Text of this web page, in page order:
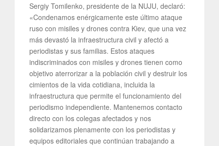
Sergiy Tomilenko, presidente de la NUJU, declaró:
«Condenamos enérgicamente este último ataque
ruso con misiles y drones contra Kiev, que una vez
más devastó la infraestructura civil y afectó a
periodistas y sus familias. Estos ataques
indiscriminados con misiles y drones tienen como
objetivo aterrorizar a la población civil y destruir los
cimientos de la vida cotidiana, incluida la
infraestructura que permite el funcionamiento del
periodismo independiente. Mantenemos contacto
directo con los colegas afectados y nos
solidarizamos plenamente con los periodistas y
equipos editoriales que continúan trabajando a